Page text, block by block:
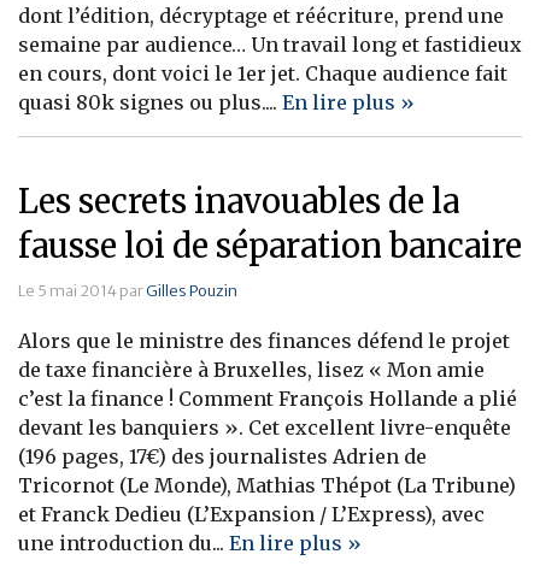
dont l’édition, décryptage et réécriture, prend une
semaine par audience… Un travail long et fastidieux
en cours, dont voici le 1er jet. Chaque audience fait
quasi 80k signes ou plus.... En lire plus »
Les secrets inavouables de la
fausse loi de séparation bancaire
Le 5 mai 2014 parGilles Pouzin
Alors que le ministre des finances défend le projet
de taxe financière à Bruxelles, lisez « Mon amie
c’est la finance ! Comment François Hollande a plié
devant les banquiers ». Cet excellent livre-enquête
(196 pages, 17€) des journalistes Adrien de
Tricornot (Le Monde), Mathias Thépot (La Tribune)
et Franck Dedieu (L’Expansion / L’Express), avec
une introduction du... En lire plus »